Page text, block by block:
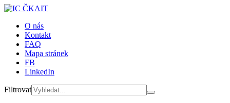
O nás
Kontakt
FAQ
Mapa stránek
FB
LinkedIn
Filtrovat